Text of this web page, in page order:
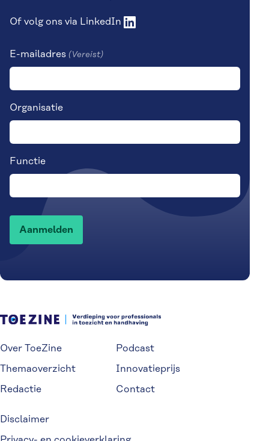
Of volg ons via LinkedIn
E-mailadres (Vereist)
Organisatie
Functie
Over ToeZine
Themaoverzicht
Redactie
Podcast
Innovatieprijs
Contact
Disclaimer